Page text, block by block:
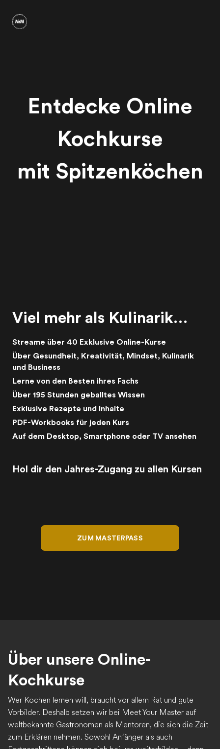
Entdecke Online
Kochkurse
mit Spitzenköchen
Viel mehr als Kulinarik…
Streame über 40 Exklusive Online-Kurse
Über Gesundheit, Kreativität, Mindset, Kulinarik
und Business
Lerne von den Besten ihres Fachs
Über 195 Stunden geballtes Wissen
Exklusive Rezepte und Inhalte
PDF-Workbooks für jeden Kurs
Auf dem Desktop, Smartphone oder TV ansehen
Hol dir den Jahres-Zugang zu allen Kursen
ZUM MASTERPASS
Über unsere Online-
Kochkurse
Wer Kochen lernen will, braucht vor allem Rat und gute
Vorbilder. Deshalb setzen wir bei Meet Your Master auf
weltbekannte Gastronomen als Mentoren, die sich die Zeit
zum Erklären nehmen. Sowohl Anfänger als auch